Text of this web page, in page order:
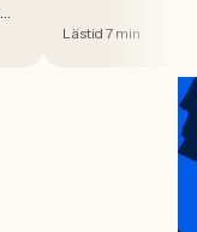
chanser.
Lästid 7 min